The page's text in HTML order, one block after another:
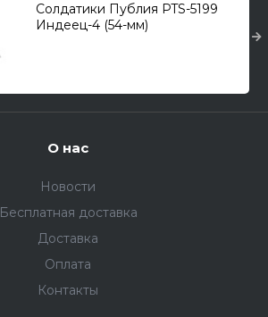
Солдатики Публия PTS-5199
Индеец-4 (54-мм)
О нас
Новости
Бесплатная доставка
Доставка
Оплата
Контакты